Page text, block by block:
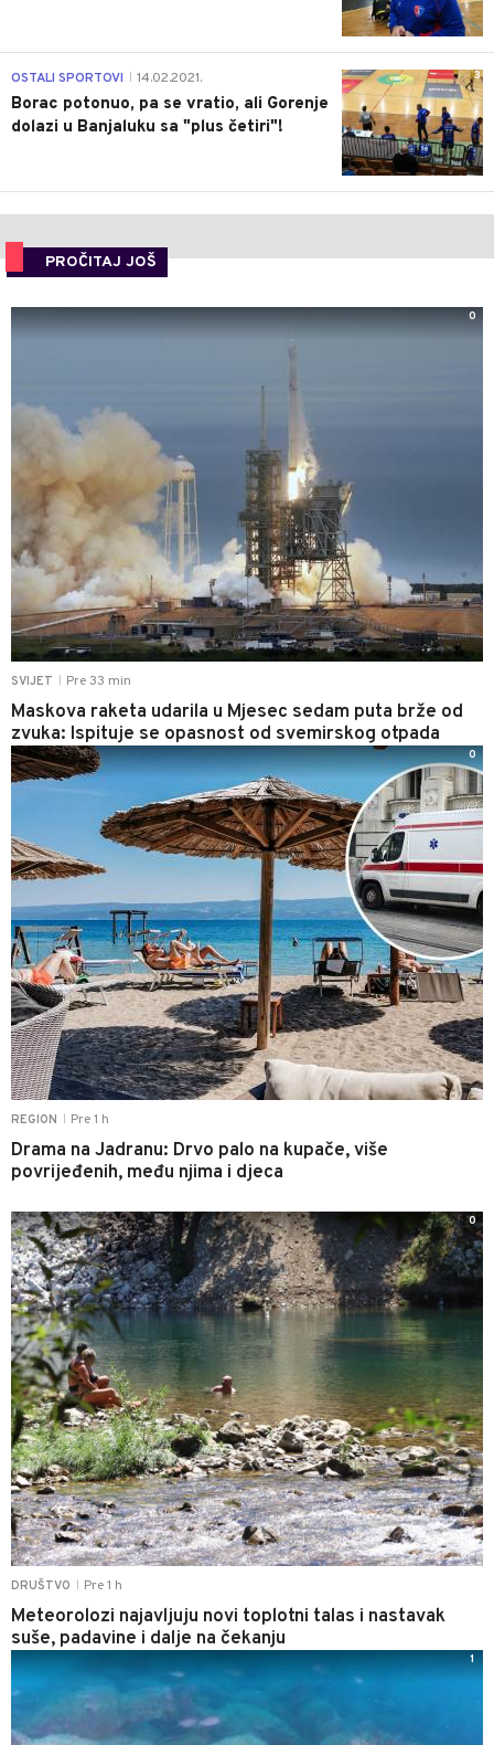
3
OSTALI SPORTOVI 14.02.2021.
Borac potonuo, pa se vratio, ali Gorenje
dolazi u Banjaluku sa "plus četiri"!
PROČITAJ JOŠ
SVIJET Pre 33 min
Maskova raketa udarila u Mjesec sedam puta brže od
zvuka: Ispituje se opasnost od svemirskog otpada
0
REGION Pre 1 h
Drama na Jadranu: Drvo palo na kupače, više
povrijeđenih, među njima i djeca
0
DRUŠTVO Pre 1 h
Meteorolozi najavljuju novi toplotni talas i nastavak
suše, padavine i dalje na čekanju
0
1